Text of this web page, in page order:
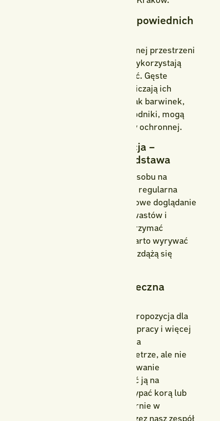
2. Sadzenie roślin w odpowiednich
Jeśli zostawisz zbyt dużo wolnej przestrzeni
między roślinami, chwasty wykorzystają
każdą okazję, by się rozgościć. Gęste
nasadzenia skutecznie ograniczają ich
rozwój. Rośliny okrywowe, jak barwinek,
runianka japońska czy rozchodniki, mogą
pełnić rolę naturalnej bariery ochronnej.
3. Regularna pielęgnacja –
systematyczność to podstawa
Nie ma skuteczniejszego sposobu na
utrzymanie czystej rabaty niż regularna
praca w ogrodzie. Cotygodniowe doglądanie
rabat, usuwanie młodych chwastów i
kontrola ściółki pozwalają utrzymać
porządek i zdrowie roślin. Warto wyrywać
chwasty z korzeniami, zanim zdążą się
4. Agrowłóknina – skuteczna
Agrowłóknina to doskonała propozycja dla
tych, którzy chcą mieć mniej pracy i więcej
efektu. To syntetyczna tkanina
przepuszczająca wodę i powietrze, ale nie
światło – blokuje więc kiełkowanie
chwastów. Wystarczy położyć ją na
przygotowaną ziemię i przysypać korą lub
żwirem. Stosujemy ją regularnie w
projektach realizowanych przez nasz zespół